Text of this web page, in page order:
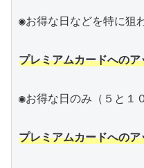
◉お得な日などを特に狙
プレミアムカードへの
◉お得な日のみ（５と１
プレミアムカードへの